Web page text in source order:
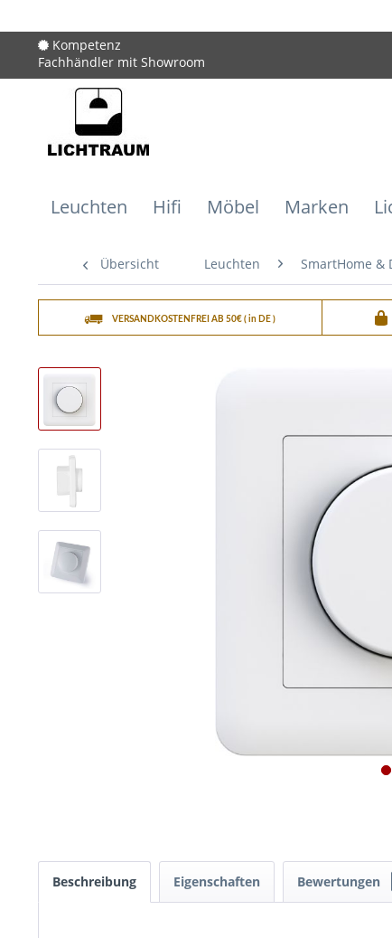
Kompetenz
Fachhändler mit Showroom
Leuchten Hifi Möbel Marken
Übersicht Leuchten SmartHome &
VERSANDKOSTENFREI AB 50€ ( in DE )
Beschreibung Eigenschaften Bewertungen